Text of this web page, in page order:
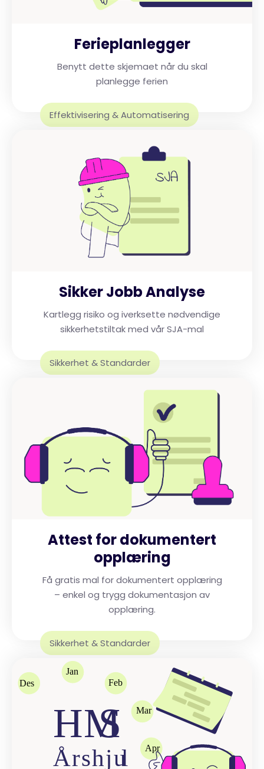
Ferieplanlegger
Benytt dette skjemaet når du skal
planlegge ferien
Effektivisering & Automatisering
Sikker Jobb Analyse
Kartlegg risiko og iverksette nødvendige
sikkerhetstiltak med vår SJA-mal
Sikkerhet & Standarder
Attest for dokumentert
opplæring
Få gratis mal for dokumentert opplæring
– enkel og trygg dokumentasjon av
opplæring.
Sikkerhet & Standarder